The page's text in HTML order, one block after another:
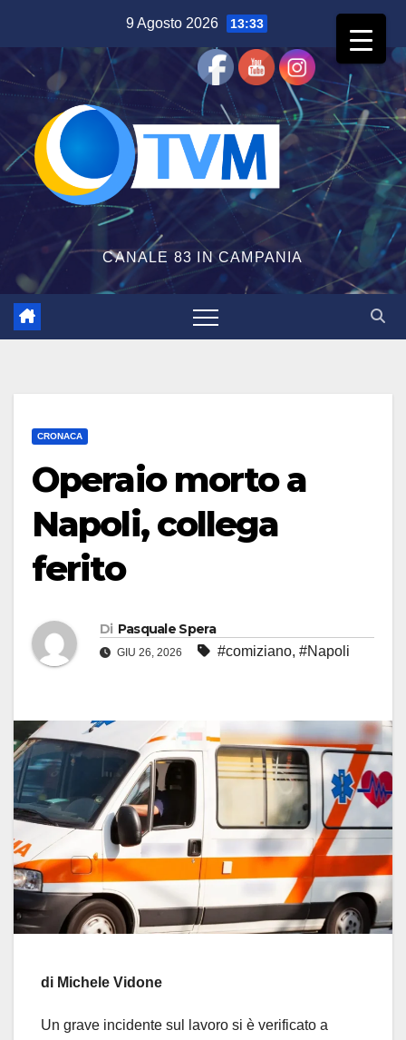
contenuto
9 Agosto 2026 13:33
CANALE 83 IN CAMPANIA
CRONACA
Operaio morto a
Napoli, collega
ferito
Di Pasquale Spera
GIU 26, 2026 #comiziano, #Napoli
di Michele Vidone
Un grave incidente sul lavoro si è verificato a